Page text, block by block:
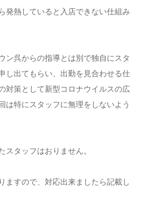
発熱していると入店できない仕組み
ン呉からの指導とは別で独自にスタ
し出てもらい、出勤を見合わせる仕
対策として新型コロナウイルスの広
は特にスタッフに無理をしないよう
スタッフはおりません。
ますので、対応出来ましたら記載し